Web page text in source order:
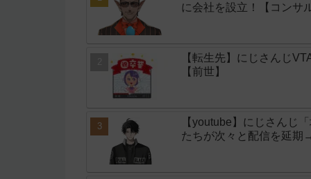
に会社を設立！【コンサ
【転生先】にじさんじ
【前世】
【youtube】にじさんじ
たちが次々と配信を延期